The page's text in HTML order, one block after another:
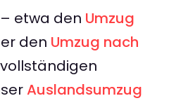
etwa den Umzug
den Umzug nach
Auslandsumzug